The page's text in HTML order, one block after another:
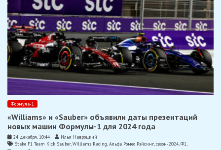
Формула-1
«Williams» и «Sauber» объявили даты презентаций
новых машин Формулы-1 для 2024 года
24 декабря, 10:44
Илья Навроцкий
Stake F1 Team Kick Sauber,Williams Racing,Альфа Ромео Рэйсинг,сезон-2024,Ф1